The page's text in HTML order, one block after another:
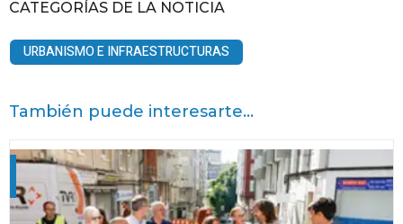
CATEGORÍAS DE LA NOTICIA
URBANISMO E INFRAESTRUCTURAS
También puede interesarte...